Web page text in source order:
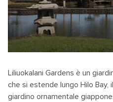
Liliuokalani Gardens è un
che si estende lungo Hilo Bay,
giardino ornamentale